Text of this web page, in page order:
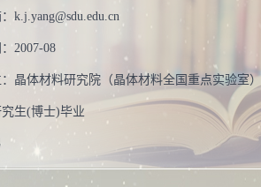
k.j.yang@sdu.edu.cn
2007-08
晶体材料研究院（晶体材料全国重点实验室）
生(博士)毕业